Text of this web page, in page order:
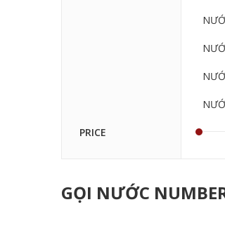
PRICE
GỌI NƯỚC